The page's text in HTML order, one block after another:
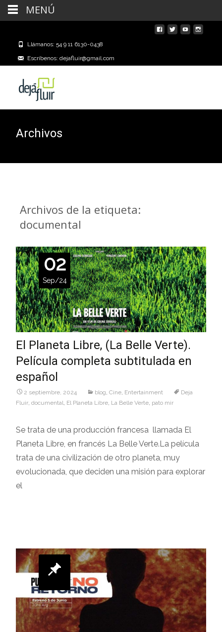
Llámanos: 54 9 11 6130-0438
Escríbenos: dejafluir@gmail.com
Archivos
Archivos de la etiqueta:
documental
02
Sep/24
El Planeta Libre, (La Belle Verte).
Película completa subtitulada en
español
2 septiembre, 2024 blog Cine Entertainment
Deja
Fluir documental El Planeta Libre La Belle Verte pato mir
Se trata de una producción francesa llamada El
Planeta Libre, en francés La Belle Verte.La película
trata de una civilización de otro planeta, muy
evolucionada, que deciden una misión para explorar
el
MENÚ